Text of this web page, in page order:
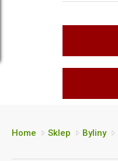
Home Sklep Byliny